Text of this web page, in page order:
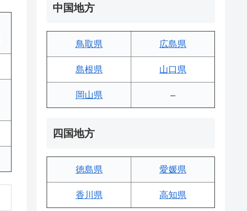
中国地方
鳥取県 広島県
島根県 山口県
岡山県 –
四国地方
徳島県 愛媛県
香川県 高知県